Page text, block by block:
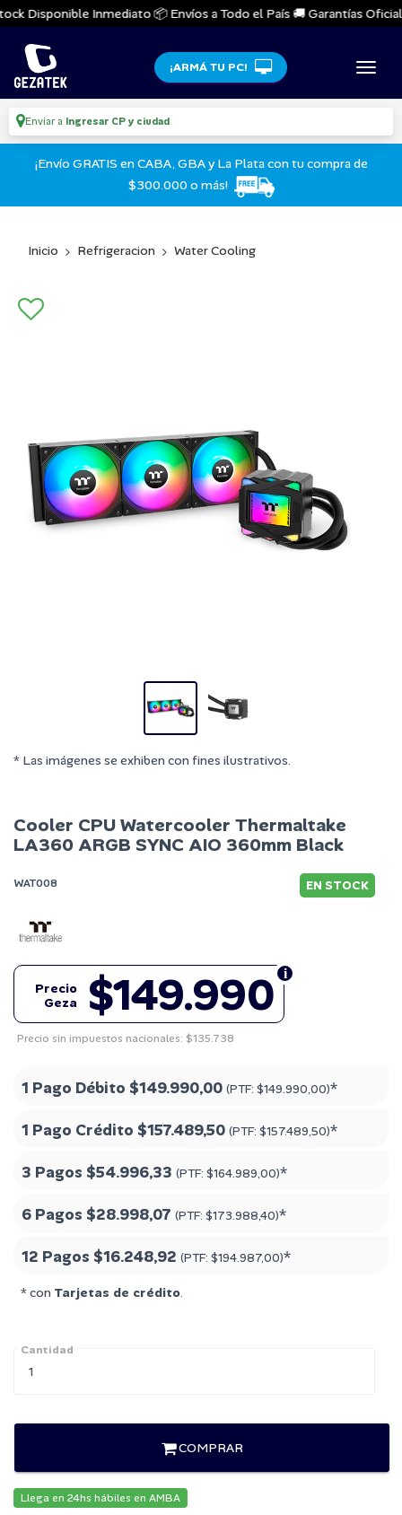
Disponible Inmediato 📦 Envíos a Todo el País 🚚 Garantías
¡ARMÁ TU PC!
Enviar a Ingresar CP y ciudad
¡Envío GRATIS en CABA, GBA y La Plata con tu compra de
$300.000 o más!
Inicio Refrigeracion Water Cooling
* Las imágenes se exhiben con fines ilustrativos.
Cooler CPU Watercooler Thermaltake
LA360 ARGB SYNC AIO 360mm Black
WAT008 EN STOCK
$149.990
Precio
Geza
Precio sin impuestos nacionales: $135.738
1 Pago Débito $149.990,00 (PTF: $149.990,00)*
1 Pago Crédito $157.489,50 (PTF: $157.489,50)*
3 Pagos $54.996,33 (PTF: $164.989,00)*
6 Pagos $28.998,07 (PTF: $173.988,40)*
12 Pagos $16.248,92 (PTF: $194.987,00)*
* con Tarjetas de crédito.
Cantidad
COMPRAR
Llega en 24hs hábiles en AMBA